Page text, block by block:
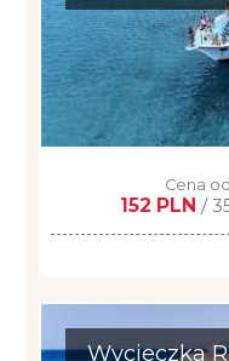
Cena
152 PLN /
Wycieczka